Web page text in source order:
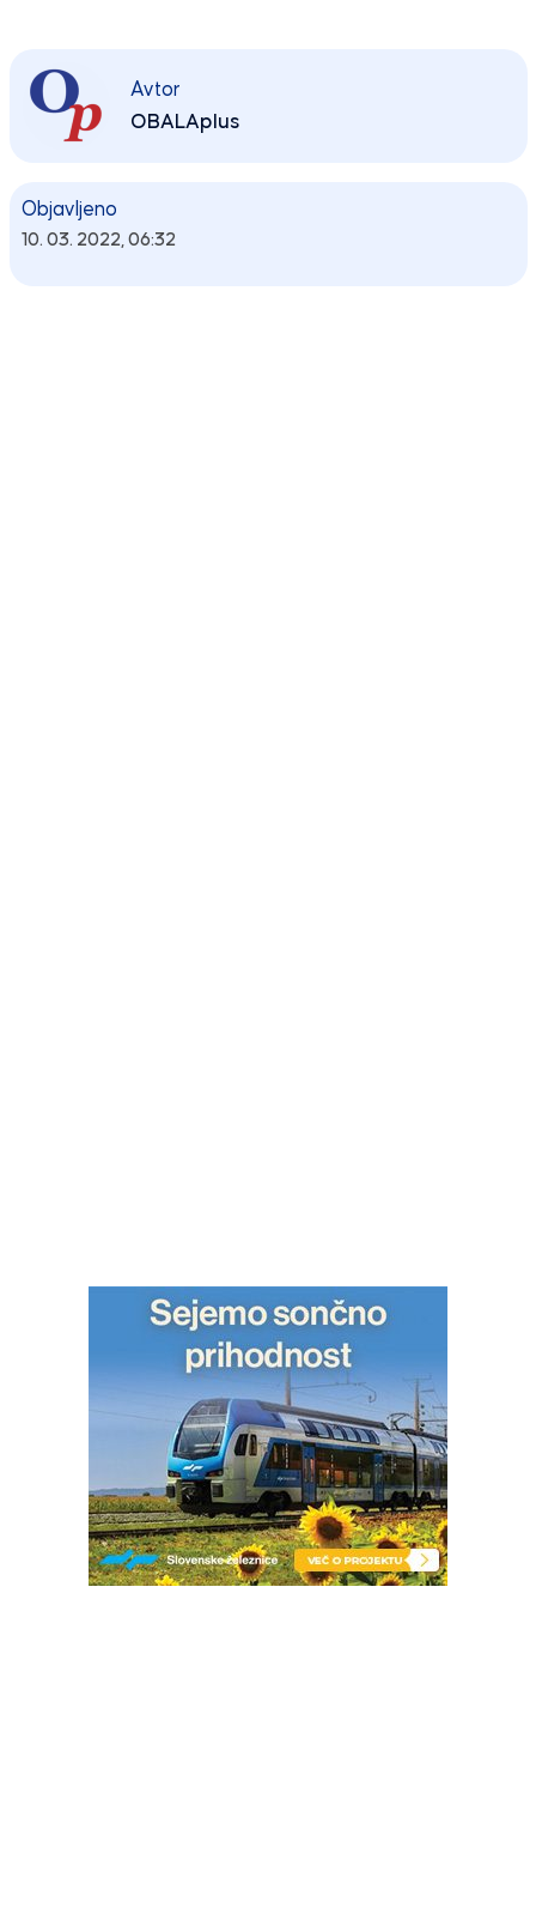
Avtor
OBALAplus
Objavljeno
10. 03. 2022, 06:32